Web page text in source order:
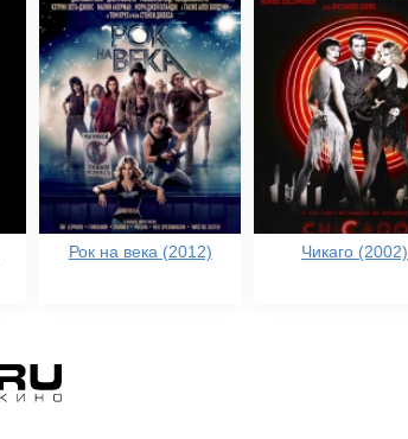
Рок на века (2012) Чикаго (2002)